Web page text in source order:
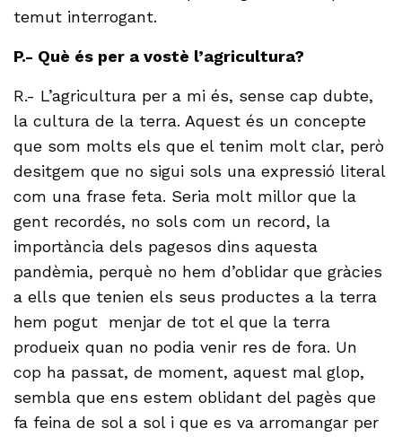
temut interrogant.
P.- Què és per a vostè l’agricultura?
R.- L’agricultura per a mi és, sense cap dubte,
la cultura de la terra. Aquest és un concepte
que som molts els que el tenim molt clar, però
desitgem que no sigui sols una expressió literal
com una frase feta. Seria molt millor que la
gent recordés, no sols com un record, la
importància dels pagesos dins aquesta
pandèmia, perquè no hem d’oblidar que gràcies
a ells que tenien els seus productes a la terra
hem pogut menjar de tot el que la terra
produeix quan no podia venir res de fora. Un
cop ha passat, de moment, aquest mal glop,
sembla que ens estem oblidant del pagès que
fa feina de sol a sol i que es va arromangar per